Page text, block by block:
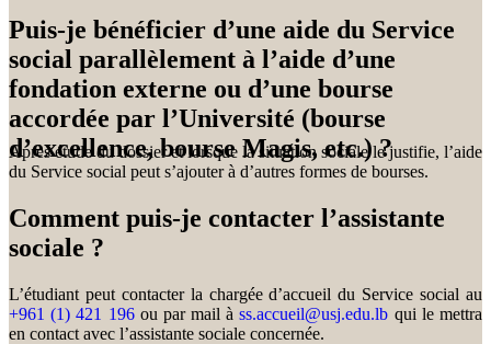
Puis-je bénéficier d’une aide du Service
social parallèlement à l’aide d’une
fondation externe ou d’une bourse
accordée par l’Université (bourse
d’excellence, bourse Magis, etc.) ?
Après étude du dossier et lorsque la situation sociale le justifie, l’aide
du Service social peut s’ajouter à d’autres formes de bourses.
Comment puis-je contacter l’assistante
sociale ?
L’étudiant peut contacter la chargée d’accueil du Service social au
+961 (1) 421 196ou par mail àss.accueil@usj.edu.lb qui le mettra
en contact avec l’assistante sociale concernée.